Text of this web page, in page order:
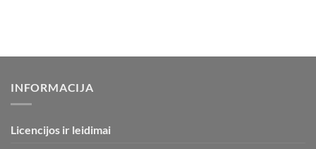
be
the
INFORMACIJA
Licencijos ir leidimai